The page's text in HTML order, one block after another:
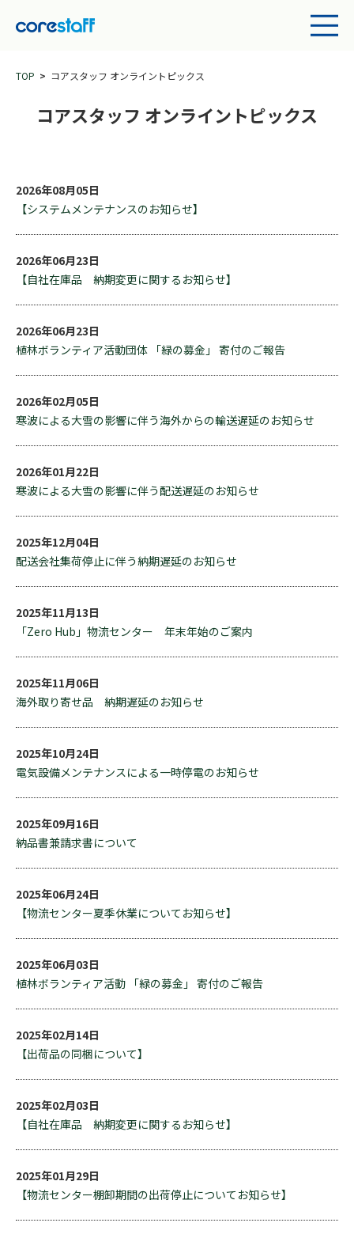
TOP コアスタッフ オンライントピックス
コアスタッフ オンライントピックス
2026年08月05日
【システムメンテナンスのお知らせ】
2026年06月23日
【自社在庫品 納期変更に関するお知らせ】
2026年06月23日
植林ボランティア活動団体 「緑の募金」 寄付のご報告
2026年02月05日
寒波による大雪の影響に伴う海外からの輸送遅延のお知らせ
2026年01月22日
寒波による大雪の影響に伴う配送遅延のお知らせ
2025年12月04日
配送会社集荷停止に伴う納期遅延のお知らせ
2025年11月13日
「Zero Hub」物流センター 年末年始のご案内
2025年11月06日
海外取り寄せ品 納期遅延のお知らせ
2025年10月24日
電気設備メンテナンスによる一時停電のお知らせ
2025年09月16日
納品書兼請求書について
2025年06月24日
【物流センター夏季休業についてお知らせ】
2025年06月03日
植林ボランティア活動 「緑の募金」 寄付のご報告
2025年02月14日
【出荷品の同梱について】
2025年02月03日
【自社在庫品 納期変更に関するお知らせ】
2025年01月29日
【物流センター棚卸期間の出荷停止についてお知らせ】